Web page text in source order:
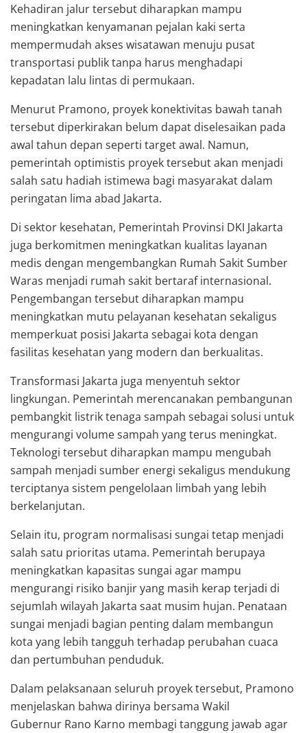
Kehadiran jalur tersebut diharapkan mampu
meningkatkan kenyamanan pejalan kaki serta
mempermudah akses wisatawan menuju pusat
transportasi publik tanpa harus menghadapi
kepadatan lalu lintas di permukaan.
Menurut Pramono, proyek konektivitas bawah tanah
tersebut diperkirakan belum dapat diselesaikan pada
awal tahun depan seperti target awal. Namun,
pemerintah optimistis proyek tersebut akan menjadi
salah satu hadiah istimewa bagi masyarakat dalam
peringatan lima abad Jakarta.
Di sektor kesehatan, Pemerintah Provinsi DKI Jakarta
juga berkomitmen meningkatkan kualitas layanan
medis dengan mengembangkan Rumah Sakit Sumber
Waras menjadi rumah sakit bertaraf internasional.
Pengembangan tersebut diharapkan mampu
meningkatkan mutu pelayanan kesehatan sekaligus
memperkuat posisi Jakarta sebagai kota dengan
fasilitas kesehatan yang modern dan berkualitas.
Transformasi Jakarta juga menyentuh sektor
lingkungan. Pemerintah merencanakan pembangunan
pembangkit listrik tenaga sampah sebagai solusi untuk
mengurangi volume sampah yang terus meningkat.
Teknologi tersebut diharapkan mampu mengubah
sampah menjadi sumber energi sekaligus mendukung
terciptanya sistem pengelolaan limbah yang lebih
berkelanjutan.
Selain itu, program normalisasi sungai tetap menjadi
salah satu prioritas utama. Pemerintah berupaya
meningkatkan kapasitas sungai agar mampu
mengurangi risiko banjir yang masih kerap terjadi di
sejumlah wilayah Jakarta saat musim hujan. Penataan
sungai menjadi bagian penting dalam membangun
kota yang lebih tangguh terhadap perubahan cuaca
dan pertumbuhan penduduk.
Dalam pelaksanaan seluruh proyek tersebut, Pramono
menjelaskan bahwa dirinya bersama Wakil
Gubernur Rano Karno membagi tanggung jawab agar